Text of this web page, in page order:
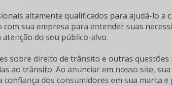
altamente qualificados para ajudá-lo a
sua empresa para entender suas
do seu público-alvo.
sobre direito de trânsito e outras
ao trânsito. Ao anunciar em nosso site,
dos consumidores em sua marca e